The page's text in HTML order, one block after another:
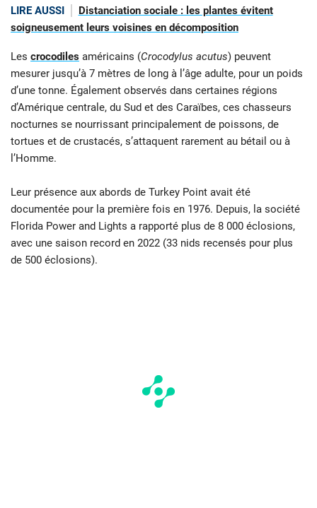
LIRE AUSSI
Distanciation sociale : les plantes évitent
soigneusement leurs voisines en décomposition
Les crocodiles américains (Crocodylus acutus) peuvent
mesurer jusqu’à 7 mètres de long à l’âge adulte, pour un poids
d’une tonne. Également observés dans certaines régions
d’Amérique centrale, du Sud et des Caraïbes, ces chasseurs
nocturnes se nourrissant principalement de poissons, de
tortues et de crustacés, s’attaquent rarement au bétail ou à
l’Homme.
Leur présence aux abords de Turkey Point avait été
documentée pour la première fois en 1976. Depuis, la société
Florida Power and Lights a rapporté plus de 8 000 éclosions,
avec une saison record en 2022 (33 nids recensés pour plus
de 500 éclosions).